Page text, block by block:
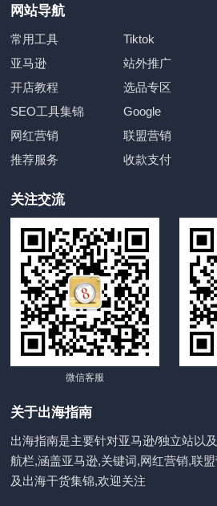
网站导航
常用工具 Tiktok
亚马逊
站外推广
开店教程
选品专区
SEO工具集锦
Google
网红营销
联盟营销
推荐服务
收款支付
关注交流
微信客服
关于出海指南
出海指南是主要针对亚马逊/独立站以
航栏,涵盖亚马逊,关键词,网红营销,联
及出海干货集锦,欢迎关注